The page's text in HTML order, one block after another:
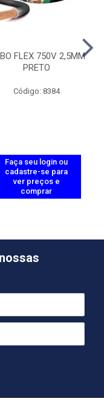
FLEX 750V 2,5MM
PRETO
Código: 8384
Faça seu login ou
cadastre-se para
ver preços e
comprar